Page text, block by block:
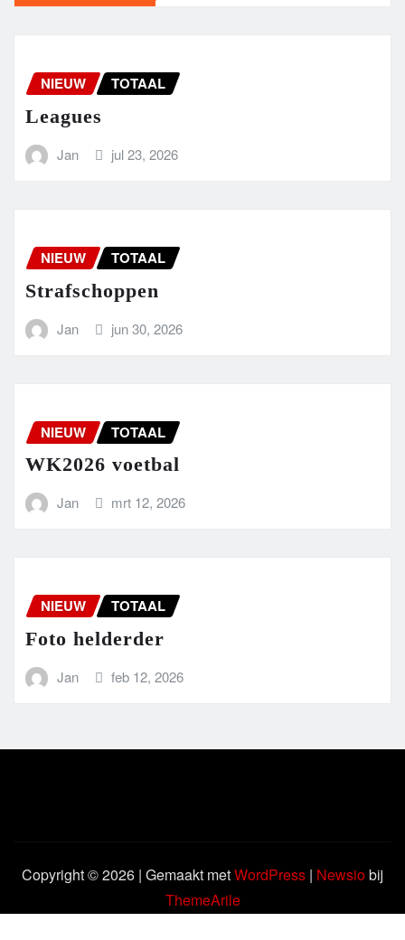
NIEUW TOTAAL
Leagues
Jan jul 23, 2026
NIEUW TOTAAL
Strafschoppen
Jan jun 30, 2026
NIEUW TOTAAL
WK2026 voetbal
Jan mrt 12, 2026
NIEUW TOTAAL
Foto helderder
Jan feb 12, 2026
Copyright © 2026 | Gemaakt metWordPress | Newsiobij
ThemeArile